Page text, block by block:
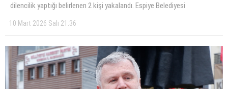
dilencilik yaptığı belirlenen 2 kişi yakalandı. Espiye Belediyesi
10 Mart 2026 Salı 21:36